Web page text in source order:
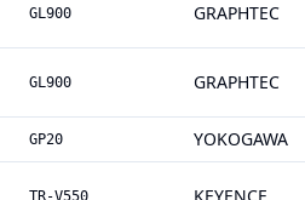
GL900 GRAPHTEC
GL900 GRAPHTEC
GP20 YOKOGAWA
TR-V550